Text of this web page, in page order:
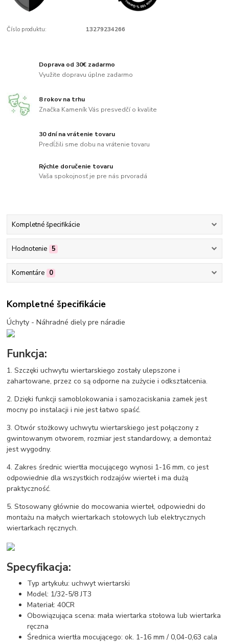
Číslo produktu: 13279234266
Doprava od 30€ zadarmo
Využite dopravu úplne zadarmo
8 rokov na trhu
Značka Kameník Vás presvedčí o kvalite
30 dní na vrátenie tovaru
Predĺžili sme dobu na vrátenie tovaru
Rýchle doručenie tovaru
Vaša spokojnosť je pre nás prvoradá
Kompletné špecifikácie
Hodnotenie 5
Komentáre 0
Kompletné špecifikácie
Úchyty - Náhradné diely pre náradie
Funkcja:
1. Szczęki uchwytu wiertarskiego zostały ulepszone i
zahartowane, przez co są odporne na zużycie i odkształcenia.
2. Dzięki funkcji samoblokowania i samozaciskania zamek jest
mocny po instalacji i nie jest łatwo spaść.
3. Otwór stożkowy uchwytu wiertarskiego jest połączony z
gwintowanym otworem, rozmiar jest standardowy, a demontaż
jest wygodny.
4. Zakres średnic wiertła mocującego wynosi 1-16 mm, co jest
odpowiednie dla wszystkich rodzajów wierteł i ma dużą
praktyczność.
5. Stosowany głównie do mocowania wierteł, odpowiedni do
montażu na małych wiertarkach stołowych lub elektrycznych
wiertarkach ręcznych.
Specyfikacja:
Typ artykułu: uchwyt wiertarski
Model: 1/32-5/8 JT3
Materiał: 40CR
Obowiązująca scena: mała wiertarka stołowa lub wiertarka
ręczna
Średnica wiertła mocującego: ok. 1-16 mm / 0,04-0,63 cala